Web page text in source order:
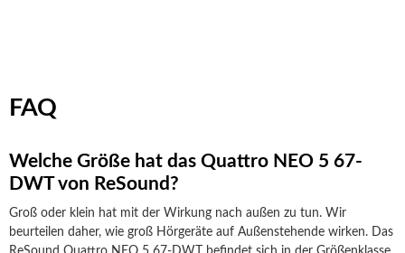
FAQ
Welche Größe hat das Quattro NEO 5 67-
DWT von ReSound?
Groß oder klein hat mit der Wirkung nach außen zu tun. Wir
beurteilen daher, wie groß Hörgeräte auf Außenstehende wirken. Das